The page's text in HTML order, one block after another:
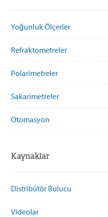
Yoğunluk Ölçerler
Refraktometreler
Polarimetreler
Sakarimetreler
Otomasyon
Kaynaklar
Distribütör Bulucu
Videolar